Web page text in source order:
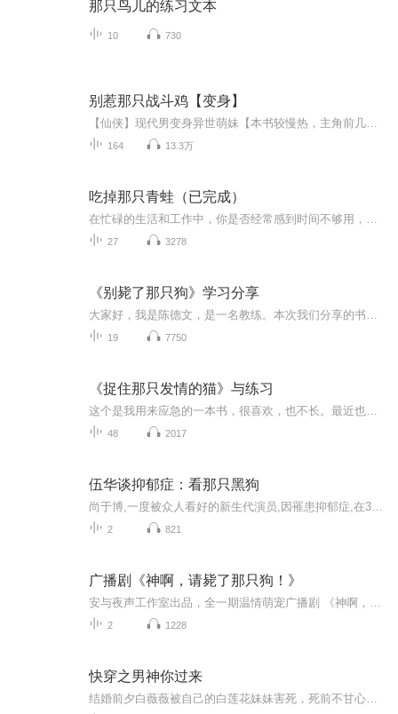
那只鸟儿的练习文本
10 730
别惹那只战斗鸡【变身】
164 13.3万
吃掉那只青蛙（已完成）
27 3278
《别毙了那只狗》学习分享
19 7750
《捉住那只发情的猫》与练习
48 2017
伍华谈抑郁症：看那只黑狗
2 821
广播剧《神啊，请毙了那只狗！》
2 1228
快穿之男神你过来